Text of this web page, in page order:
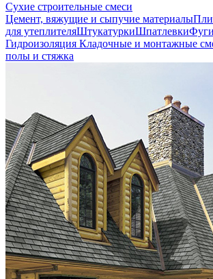
Сухие строительные смеси
Цемент, вяжущие и сыпучие материалы
для утеплителяШтукатуркиШпатлевки
Гидроизоляция Кладочные и монтажные
полы и стяжка